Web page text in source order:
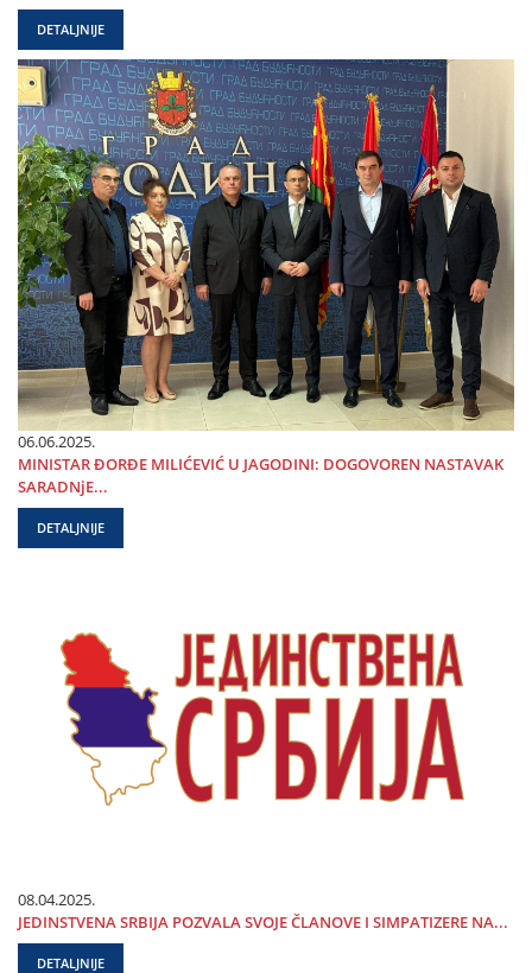
DETALJNIJE
06.06.2025.
MINISTAR ĐORĐE MILIĆEVIĆ U ЈAGODINI: DOGOVOREN NASTAVAK
SARADNjE...
DETALJNIJE
08.04.2025.
ЈEDINSTVENA SRBIЈA POZVALA SVOЈE ČLANOVE I SIMPATIZERE NA...
DETALJNIJE